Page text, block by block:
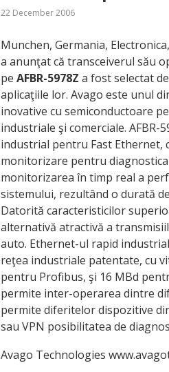
22 December 2006
Munchen, Germania,
a anunţat că transceiverul său
pe AFBR-5978Z a fost selectat
aplicaţiile lor. Avago este unul
inovative cu semiconductoare
industriale şi comerciale.
industrial pentru Fast Ethernet,
monitorizare pentru
monitorizarea în timp real a
sistemului, rezultând o durată
Datorită caracteristicilor
alternativă atractivă a
auto. Ethernet-ul rapid
reţea industriale patentate, cu
pentru Profibus, şi 16 MBd
permite inter-operarea dintre
permite diferitelor dispozitive
sau VPN posibilitatea de
Avago Technologies